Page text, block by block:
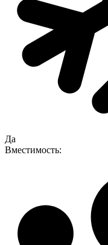
Да
Вместимость: